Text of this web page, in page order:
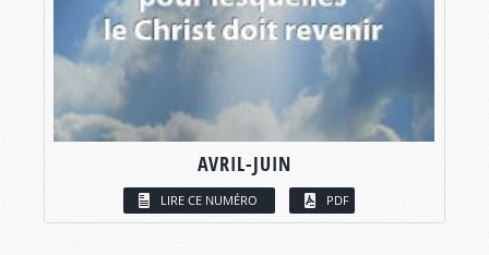
AVRIL-JUIN
LIRE CE NUMÉRO PDF